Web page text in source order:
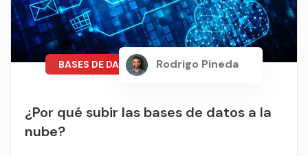
BASES DE DATOS Rodrigo Pineda
¿Por qué subir las bases de datos a la
nube?